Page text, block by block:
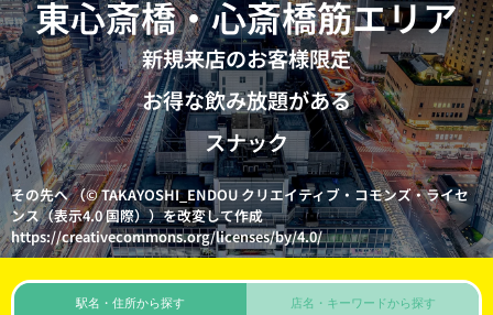
東心斎橋・心斎橋筋エリア
新規来店のお客様限定
お得な飲み放題がある
スナック
その先へ （© TAKAYOSHI_ENDOU クリエイティブ・コモンズ・ライセ
ンス（表示4.0 国際））を改変して作成
https://creativecommons.org/licenses/by/4.0/
駅名・住所から探す 店名・キーワードから探す